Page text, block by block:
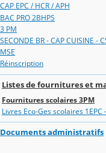
CAP EPC / HCR / APH
BAC PRO 2BHPS
3 PM
SECONDE BR - CAP CUISINE -
MSE
Réinscription
Listes de fournitures et
Fournitures scolaires 3PM
Livres Eco-Ges scolaires 1EPC
Documents administratifs